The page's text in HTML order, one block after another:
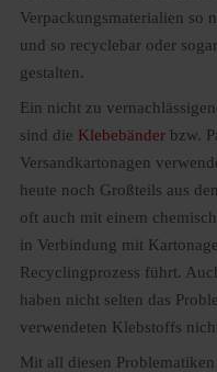
Verpackungsmaterialien so
und so recyclebar oder
gestalten.
Ein nicht zu
sind die Klebebänderbzw.
Versandkartonagen
heute noch Großteils aus
oft auch mit einem
in Verbindung mit
Recyclingprozess führt.
haben nicht selten das
verwendeten Klebstoffs
Mit all diesen